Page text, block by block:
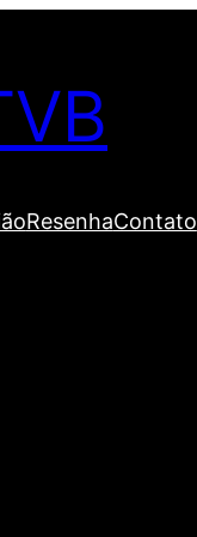
ResenhaContato